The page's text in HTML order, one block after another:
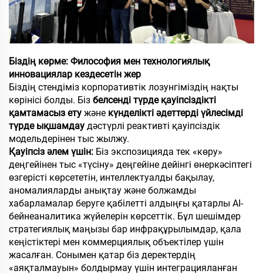
Біздің көрме: Философия мен технологиялық
инновациялар кездесетін жер
Біздің стендіміз корпоративтік лозунгіміздің нақты
көрінісі болды. Біз белсенді түрде қауіпсіздікті
қамтамасыз ету және күнделікті әдеттерді үйлесімді
түрде ықшамдау дәстүрлі реактивті қауіпсіздік
модельдерінен тыс жылжу.
Қауіпсіз әлем үшін: Біз экспозицияда тек «көру»
деңгейінен тыс «түсіну» деңгейіне дейінгі өнеркәсіптегі
өзгерісті көрсететін, интеллектуалды бақылау,
аномалияларды анықтау және болжамды
хабарламалар беруге қабілетті алдыңғы қатарлы AI-
бейнеаналитика жүйелерін көрсеттік. Бұл шешімдер
стратегиялық маңызы бар инфрақұрылымдар, қала
кеңістіктері мен коммерциялық объектілер үшін
жасалған. Сонымен қатар біз деректердің
«аяқталмауын» болдырмау үшін интеграцияланған